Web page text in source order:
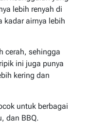
lebih renyah di
kadar airnya lebih
cerah, sehingga
ini juga punya
kering dan
untuk berbagai
dan BBQ.